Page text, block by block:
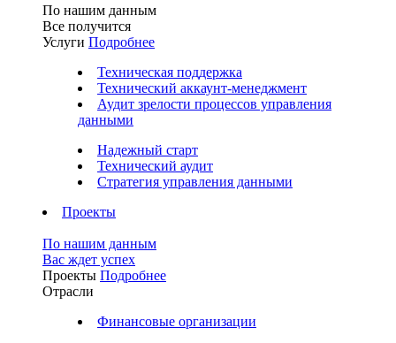
По нашим данным
Все получится
Услуги Подробнее
Техническая поддержка
Технический аккаунт-менеджмент
Аудит зрелости процессов управления
данными
Надежный старт
Технический аудит
Стратегия управления данными
Проекты
По нашим данным
Вас ждет успех
Проекты Подробнее
Отрасли
Финансовые организации